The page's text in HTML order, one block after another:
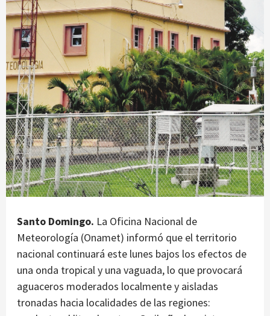
Santo Domingo. La Oficina Nacional de
Meteorología (Onamet) informó que el territorio
nacional continuará este lunes bajos los efectos de
una onda tropical y una vaguada, lo que provocará
aguaceros moderados localmente y aisladas
tronadas hacia localidades de las regiones: